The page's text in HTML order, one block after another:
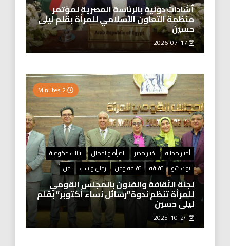
أشادات دولية بالرئاسة المصرية لمؤتمر
منظمة التعاون الأسلامي للمرأة بقلم ليلى
حسين
2026-07-17
أخبار محليه اخبار مصر المرأه والجمال
بيانات حكومية
توك شو
ثقافه ثقافه وفن رجال ونساء فن
لجنة الثقافة والفنون بالمجلس القومي
للمرأة تنظم ندوة”رسائل نساء أكتوبر” بقلم
ليلى حسين